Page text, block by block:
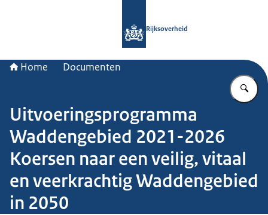
Rijksoverheid
Home Documenten
Uitvoeringsprogramma
Waddengebied 2021-2026
Koersen naar een veilig, vitaal
en veerkrachtig Waddengebied
in 2050